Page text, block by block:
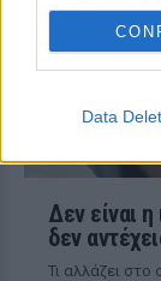
Data
Δεν είναι
δεν
Τι αλλάζει στο